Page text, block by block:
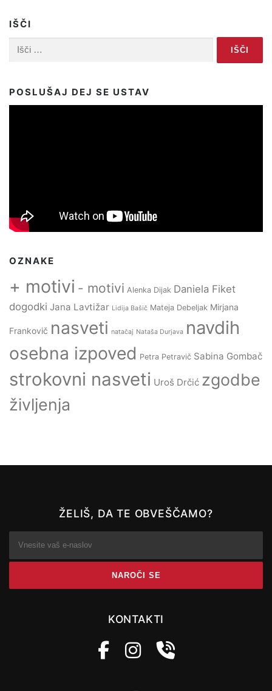
IŠČI
POSLUŠAJ DEJ SE USTAV
OZNAKE
+ motivi - motivi Alenka Dijak Daniela Fiket
dogodki Jana Lavtižar Lidija Bašič Mateja Debeljak Mirjana
Frankovič nasveti natačaj Nataša Durjava navdih
osebna izpoved Petra Petravič Sabina Gombač
strokovni nasveti Uroš Drčić zgodbe
življenja
ŽELIŠ, DA TE OBVEŠČAMO?
KONTAKTI